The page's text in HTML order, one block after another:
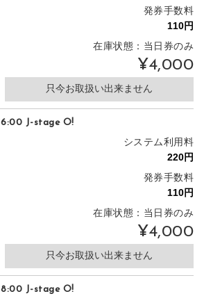
発券手数料
在庫状態：当日券のみ
¥4,000
只今お取扱い出来ません
J-stage O!
システム利用料
発券手数料
在庫状態：当日券のみ
¥4,000
只今お取扱い出来ません
J-stage O!